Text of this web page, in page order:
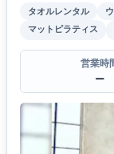
タオルレンタル
マットピラティス
営業時
ー